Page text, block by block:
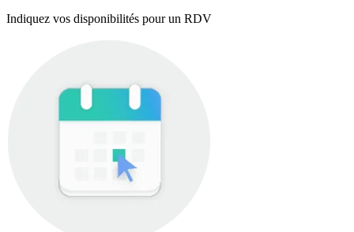
Indiquez vos disponibilités pour un RDV